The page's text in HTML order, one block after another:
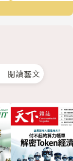
閱讀藝文